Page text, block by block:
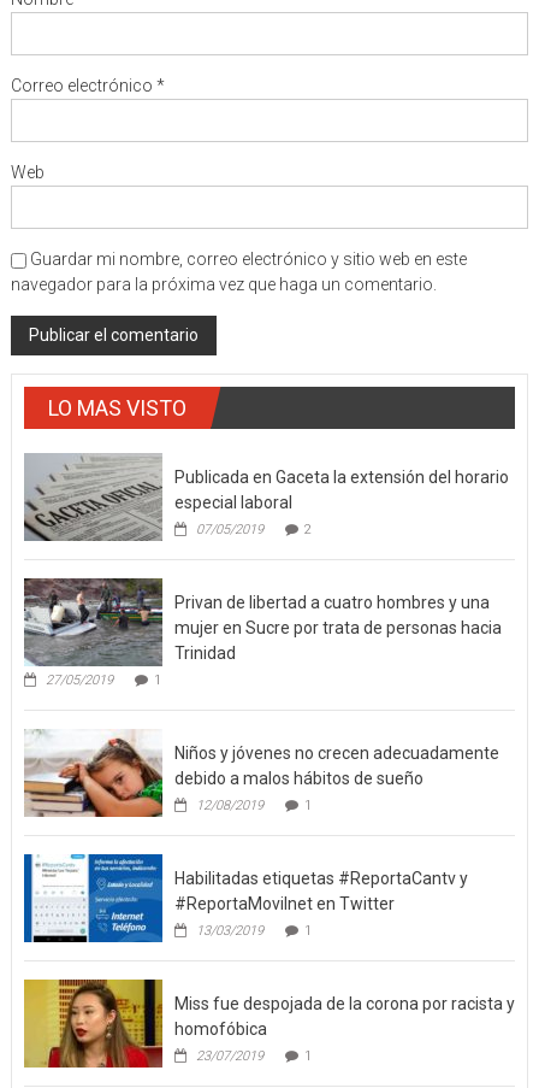
Correo electrónico *
Web
Guardar mi nombre, correo electrónico y sitio web en este
navegador para la próxima vez que haga un comentario.
LO MAS VISTO
Publicada en Gaceta la extensión del horario
especial laboral
07/05/2019 2
Privan de libertad a cuatro hombres y una
mujer en Sucre por trata de personas hacia
Trinidad
27/05/2019 1
Niños y jóvenes no crecen adecuadamente
debido a malos hábitos de sueño
12/08/2019 1
Habilitadas etiquetas #ReportaCantv y
#ReportaMovilnet en Twitter
13/03/2019 1
Miss fue despojada de la corona por racista y
homofóbica
23/07/2019 1